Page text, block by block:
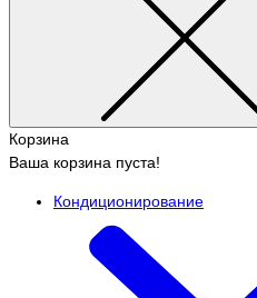
Корзина
Ваша корзина пуста!
Кондиционирование